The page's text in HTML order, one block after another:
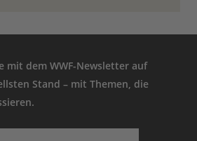
mit dem WWF-Newsletter auf
Stand – mit Themen, die